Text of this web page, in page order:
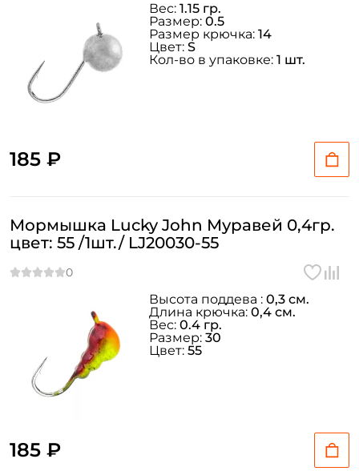
185 ₽
Вес: 1.15 гр.
Размер: 0.5
Размер крючка: 14
Цвет: S
Кол-во в упаковке: 1 шт.
Мормышка Lucky John Муравей 0,4гр.
цвет: 55 /1шт./ LJ20030-55
185 ₽
Высота поддева : 0,3 см.
Длина крючка: 0,4 см.
Вес: 0.4 гр.
Размер: 30
Цвет: 55
Создать аккаунт